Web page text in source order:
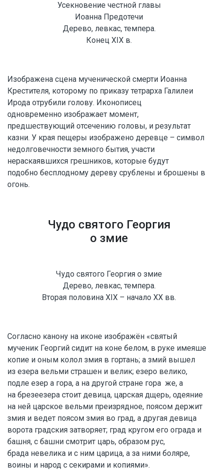
Усекновение честной главы
Иоанна Предотечи
Дерево, левкас, темпера.
Конец XIX в.
Изображена сцена мученической смерти Иоанна
Крестителя, которому по приказу тетрарха Галилеи
Ирода отрубили голову. Иконописец
одновременно изображает момент,
предшествующий отсечению головы, и результат
казни. У края пещеры изображено деревце – символ
недолговечности земного бытия, участи
нераскаявшихся грешников, которые будут
подобно бесплодному дереву срублены и брошены в
огонь.
Чудо святого Георгия
о змие
Чудо святого Георгия о змие
Дерево, левкас, темпера.
Вторая половина XIX – начало XX вв.
Согласно канону на иконе изображён «святый
мученик Георгий сидит на коне белом, в руке имеяше
копие и оным колол змия в гортань; а змий вышел
из езера вельми страшен и велик; езеро велико,
подле езер а гора, а на другой стране гора же, а
на брезеезера стоит девица, царская дщерь, одеяние
на ней царское вельми преизрядное, поясом держит
змия и ведет поясом змия во град, а другая девица
ворота градския затворяет; град кругом его ограда и
башня, с башни смотрит царь, образом рус,
брада невелика и с ним царица, а за ними боляре,
воины и народ с секирами и копиями».